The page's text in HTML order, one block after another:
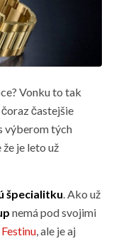
Vonku to tak
častejšie
výberom tých
je leto už
špecialitku. Ako už
nemá pod svojimi
Festinu, ale je aj